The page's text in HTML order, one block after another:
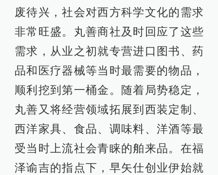
废待兴，社会对西方科学文化的需求
非常旺盛。丸善商社及时回应了这些
需求，从业之初就专营进口图书、药
品和医疗器械等当时最需要的物品，
顺利挖到第一桶金。随着局势稳定，
丸善又将经营领域拓展到西装定制、
西洋家具、食品、调味料、洋酒等最
受当时上流社会青睐的舶来品。在福
泽谕吉的指点下，早矢仕创业伊始就